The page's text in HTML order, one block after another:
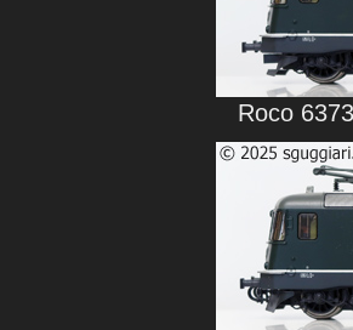
Roco